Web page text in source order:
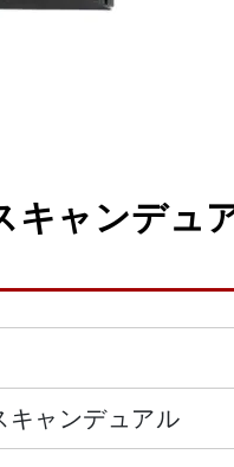
ャンデュ
キャンデュアル